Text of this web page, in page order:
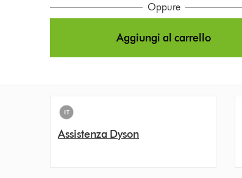
Oppure
Aggiungi al carrello
Assistenza Dyson